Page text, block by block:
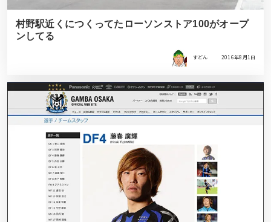
村野駅近くにつくってたローソンストア100がオープ
ンしてる
すどん 2016年8月1日